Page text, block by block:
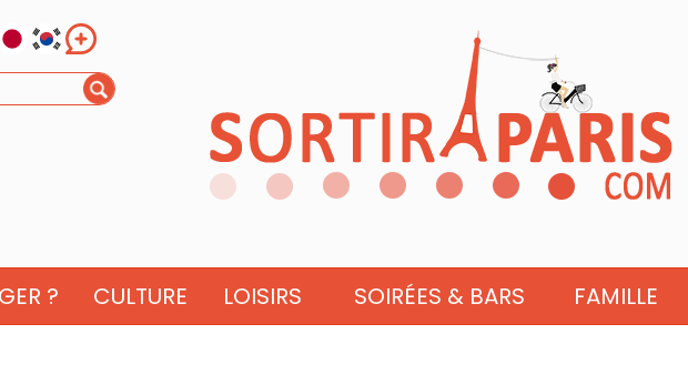
? CULTURE LOISIRS SOIRÉES & BARS FAMILLE